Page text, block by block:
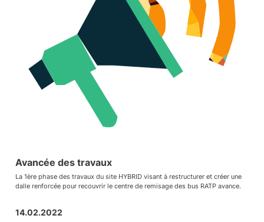
Avancée des travaux
La 1ère phase des travaux du site HYBRID visant à restructurer et créer une
dalle renforcée pour recouvrir le centre de remisage des bus RATP avance.
14.02.2022